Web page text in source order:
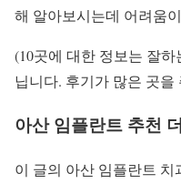
해 알아보시는데 어려움
(10곳에 대한 정보는 잘
닙니다. 후기가 많은 곳
아산 임플란트 추천
이 글의 아산 임플란트